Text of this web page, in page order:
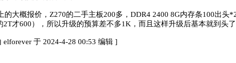
的大概报价，Z270的二手主板200多，DDR4 2400 8G内存条100出
2T才600），所以升级的预算差不多1K，而且这样升级后基本就到
elforever 于 2024-4-28 00:53 编辑 ]